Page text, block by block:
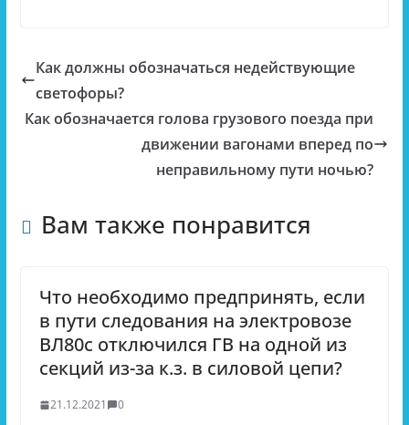
Как должны обозначаться недействующие
светофоры?
Как обозначается голова грузового поезда при
движении вагонами вперед по
неправильному пути ночью?
Вам также понравится
Что необходимо предпринять, если
в пути следования на электровозе
ВЛ80с отключился ГВ на одной из
секций из-за к.з. в силовой цепи?
21.12.2021 0